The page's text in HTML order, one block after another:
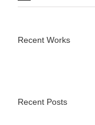
Recent Works
Recent Posts